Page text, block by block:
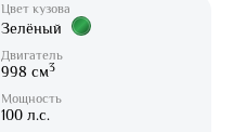
Цвет кузова
Зелёный
Двигатель
998 см3
Мощность
100 л.с.